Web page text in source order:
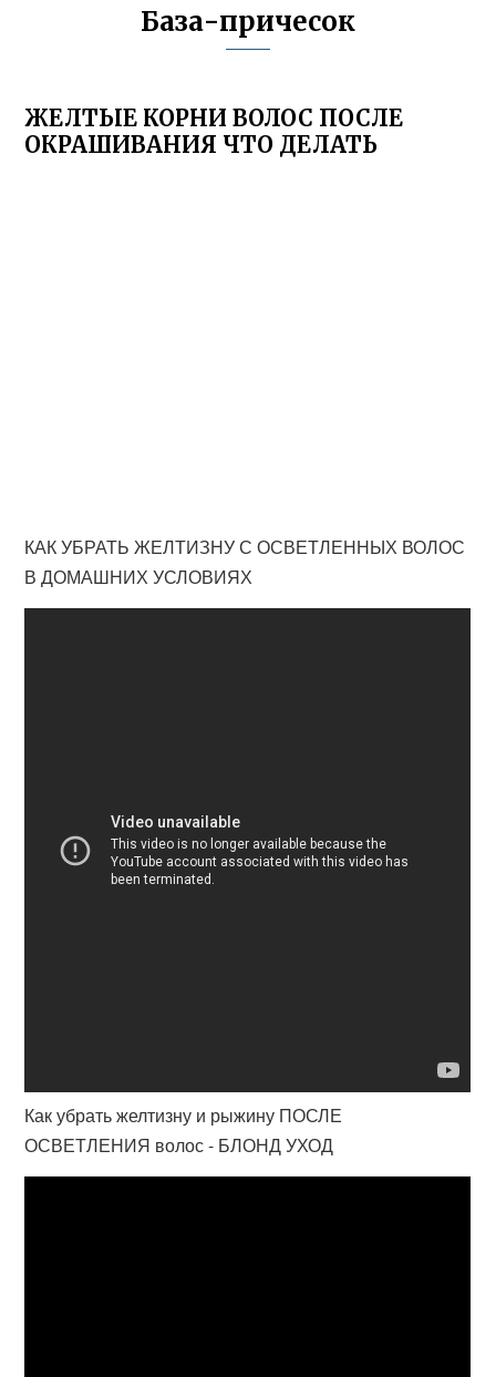
База-причесок
ЖЕЛТЫЕ КОРНИ ВОЛОС ПОСЛЕ
ОКРАШИВАНИЯ ЧТО ДЕЛАТЬ
КАК УБРАТЬ ЖЕЛТИЗНУ С ОСВЕТЛЕННЫХ ВОЛОС
В ДОМАШНИХ УСЛОВИЯХ
Как убрать желтизну и рыжину ПОСЛЕ
ОСВЕТЛЕНИЯ волос - БЛОНД УХОД